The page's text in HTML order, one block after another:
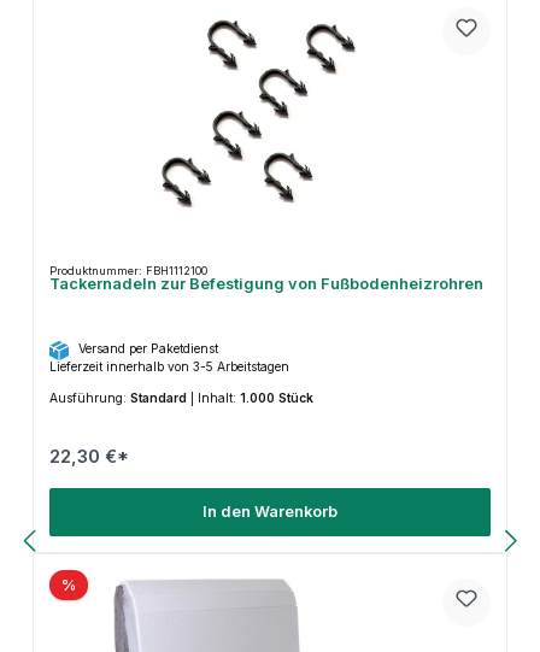
Produktnummer: FBH1112100
Tackernadeln zur Befestigung von Fußbodenheizrohren
Versand per Paketdienst
Lieferzeit innerhalb von 3-5 Arbeitstagen
Ausführung: Standard Inhalt: 1.000 Stück
22,30 €*
In den Warenkorb
%